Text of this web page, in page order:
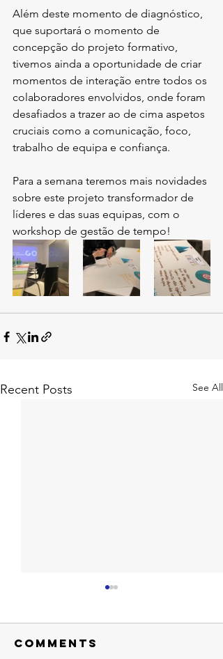
Além deste momento de diagnóstico,
que suportará o momento de
concepção do projeto formativo,
tivemos ainda a oportunidade de criar
momentos de interação entre todos os
colaboradores envolvidos, onde foram
desafiados a trazer ao de cima aspetos
cruciais como a comunicação, foco,
trabalho de equipa e confiança.
Para a semana teremos mais novidades
sobre este projeto transformador de
líderes e das suas equipas, com o
workshop de gestão de tempo!
Recent Posts See All
Comments